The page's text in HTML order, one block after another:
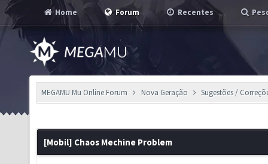
Home Forum Recentes
MEGAMU Mu Online Forum Nova Geração Sugestões /
[Mobil] Chaos Mechine Problem